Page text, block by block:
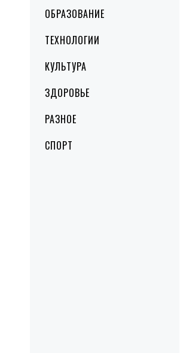
ОБРАЗОВАНИЕ
ТЕХНОЛОГИИ
КУЛЬТУРА
ЗДОРОВЬЕ
РАЗНОЕ
СПОРТ